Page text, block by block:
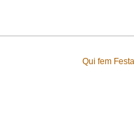
Qui fem